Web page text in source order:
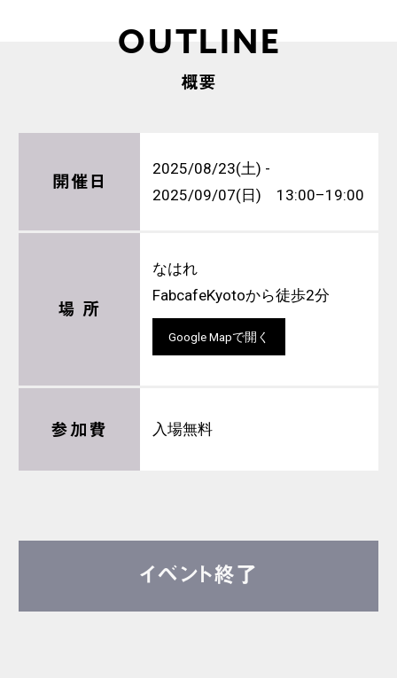
OUTLINE
概要
開催日
2025/08/23(土) -
2025/09/07(日) 13:00–19:00
場 所
なはれ
FabcafeKyotoから徒歩2分
Google Mapで開く
参加費 入場無料
イベント終了